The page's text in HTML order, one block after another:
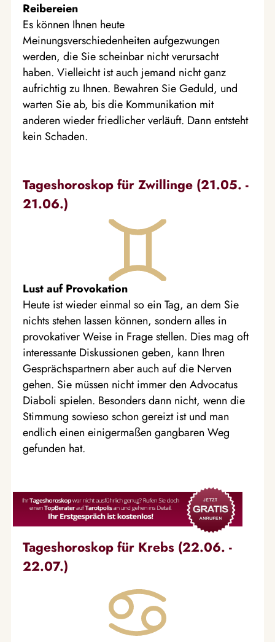
Reibereien
Es können Ihnen heute
Meinungsverschiedenheiten aufgezwungen
werden, die Sie scheinbar nicht verursacht
haben. Vielleicht ist auch jemand nicht ganz
aufrichtig zu Ihnen. Bewahren Sie Geduld, und
warten Sie ab, bis die Kommunikation mit
anderen wieder friedlicher verläuft. Dann entsteht
kein Schaden.
Tageshoroskop für Zwillinge (21.05. -
21.06.)
Lust auf Provokation
Heute ist wieder einmal so ein Tag, an dem Sie
nichts stehen lassen können, sondern alles in
provokativer Weise in Frage stellen. Dies mag oft
interessante Diskussionen geben, kann Ihren
Gesprächspartnern aber auch auf die Nerven
gehen. Sie müssen nicht immer den Advocatus
Diaboli spielen. Besonders dann nicht, wenn die
Stimmung sowieso schon gereizt ist und man
endlich einen einigermaßen gangbaren Weg
gefunden hat.
Tageshoroskop für Krebs (22.06. -
22.07.)